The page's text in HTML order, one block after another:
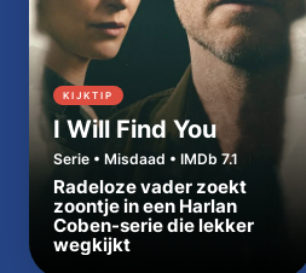
KIJKTIP
I Will Find You
Serie • Misdaad • IMDb 7.1
Radeloze vader zoekt
zoontje in een Harlan
Coben-serie die lekker
wegkijkt